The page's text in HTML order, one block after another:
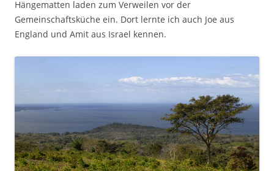
Hängematten laden zum Verweilen vor der
Gemeinschaftsküche ein. Dort lernte ich auch Joe aus
England und Amit aus Israel kennen.